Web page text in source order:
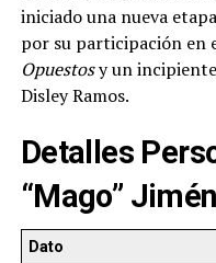
iniciado una nueva
por su participación en
Opuestosy un
Disley Ramos.
Detalles
“Mago”
Dato